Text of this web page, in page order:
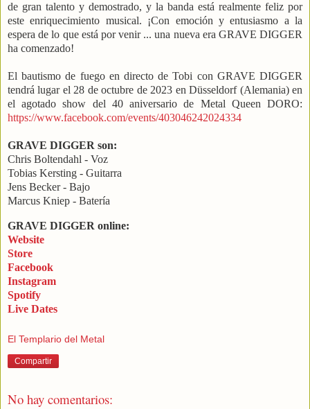
de gran talento y demostrado, y la banda está realmente feliz por
este enriquecimiento musical. ¡Con emoción y entusiasmo a la
espera de lo que está por venir ... una nueva era GRAVE DIGGER
ha comenzado!
El bautismo de fuego en directo de Tobi con GRAVE DIGGER
tendrá lugar el 28 de octubre de 2023 en Düsseldorf (Alemania) en
el agotado show del 40 aniversario de Metal Queen DORO:
https://www.facebook.com/events/403046242024334
GRAVE DIGGER son:
Chris Boltendahl - Voz
Tobias Kersting - Guitarra
Jens Becker - Bajo
Marcus Kniep - Batería
GRAVE DIGGER online:
Website
Store
Facebook
Instagram
Spotify
Live Dates
El Templario del Metal
Compartir
No hay comentarios: